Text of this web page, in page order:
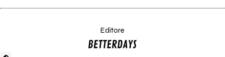
Editore